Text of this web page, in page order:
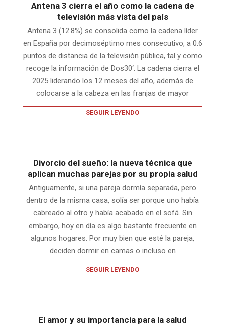
Antena 3 cierra el año como la cadena de
televisión más vista del país
Antena 3 (12.8%) se consolida como la cadena líder
en España por decimoséptimo mes consecutivo, a 0.6
puntos de distancia de la televisión pública, tal y como
recoge la información de Dos30‘. La cadena cierra el
2025 liderando los 12 meses del año, además de
colocarse a la cabeza en las franjas de mayor
SEGUIR LEYENDO
Divorcio del sueño: la nueva técnica que
aplican muchas parejas por su propia salud
Antiguamente, si una pareja dormía separada, pero
dentro de la misma casa, solía ser porque uno había
cabreado al otro y había acabado en el sofá. Sin
embargo, hoy en día es algo bastante frecuente en
algunos hogares. Por muy bien que esté la pareja,
deciden dormir en camas o incluso en
SEGUIR LEYENDO
El amor y su importancia para la salud